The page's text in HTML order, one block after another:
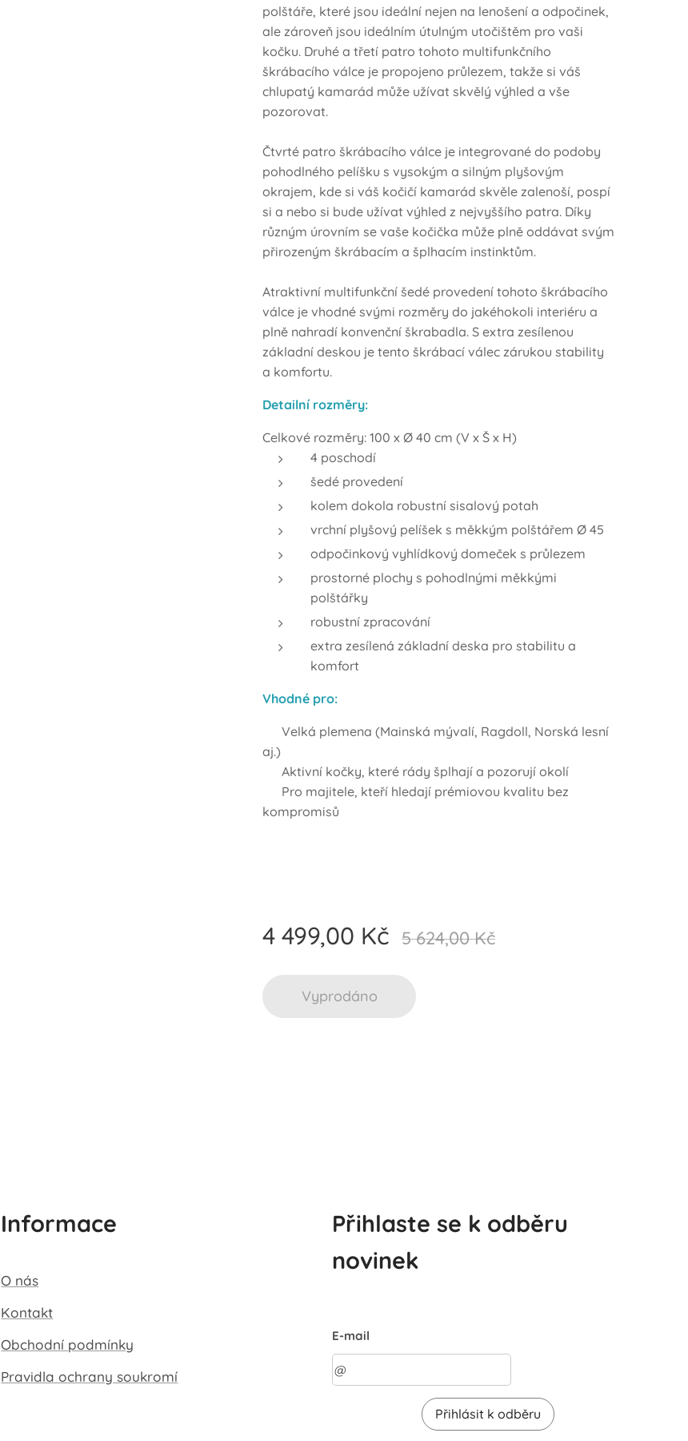
polštáře, které jsou ideální nejen na lenošení a odpočinek,
ale zároveň jsou ideálním útulným utočištěm pro vaši
kočku. Druhé a třetí patro tohoto multifunkčního
škrábacího válce je propojeno průlezem, takže si váš
chlupatý kamarád může užívat skvělý výhled a vše
pozorovat.
Čtvrté patro škrábacího válce je integrované do podoby
pohodlného pelíšku s vysokým a silným plyšovým
okrajem, kde si váš kočičí kamarád skvěle zalenoší, pospí
si a nebo si bude užívat výhled z nejvyššího patra. Díky
různým úrovním se vaše kočička může plně oddávat svým
přirozeným škrábacím a šplhacím instinktům.
Atraktivní multifunkční šedé provedení tohoto škrábacího
válce je vhodné svými rozměry do jakéhokoli interiéru a
plně nahradí konvenční škrabadla. S extra zesílenou
základní deskou je tento škrábací válec zárukou stability
a komfortu.
Detailní rozměry:
Celkové rozměry: 100 x Ø 40 cm (V x Š x H)
4 poschodí
šedé provedení
kolem dokola robustní sisalový potah
vrchní plyšový pelíšek s měkkým polštářem Ø 45
odpočinkový vyhlídkový domeček s průlezem
prostorné plochy s pohodlnými měkkými
polštářky
robustní zpracování
extra zesílená základní deska pro stabilitu a
komfort
Vhodné pro:
✅ Velká plemena (Mainská mývalí, Ragdoll, Norská lesní
aj.)
✅ Aktivní kočky, které rády šplhají a pozorují okolí
✅ Pro majitele, kteří hledají prémiovou kvalitu bez
kompromisů
4 499,00 Kč 5 624,00Kč
Vyprodáno
Informace
O nás
Kontakt
Obchodní podmínky
Pravidla ochrany soukromí
Přihlaste se k odběru
novinek
E-mail
Přihlásit k odběru